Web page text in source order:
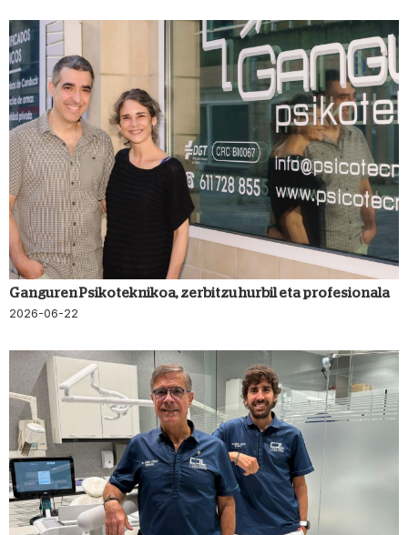
Ganguren Psikoteknikoa, zerbitzu hurbil eta profesionala
2026-06-22